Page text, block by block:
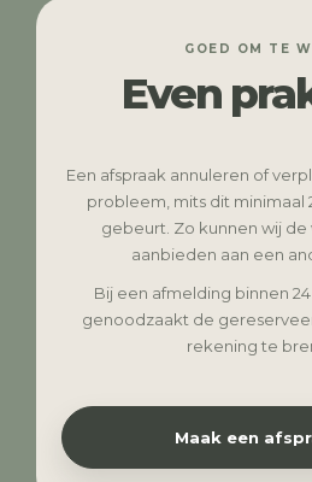
GOED OM TE
Even
Een afspraak annuleren of
probleem, mits dit minimaal
gebeurt. Zo kunnen wij
aanbieden aan een
Bij een afmelding binnen
genoodzaakt de
rekening te
Maak een